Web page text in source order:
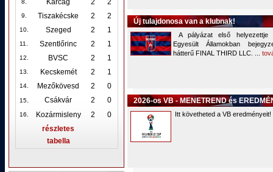
8. Karcag 2 2
9. Tiszakécske 2 2
10. Szeged 2 1
11. Szentlőrinc 2 1
12. BVSC 2 1
13. Kecskemét 2 1
14. Mezőkövesd 2 0
15. Csákvár 2 0
16. Kozármisleny 2
0
részletes
tabella
Új tulajdonosa van a klubnak!
A pályázat első helyezettje
Egyesült Államokban
hátterű FINAL THIRD LLC. ...
2026-os VB - MENETREND és
Itt követheted a VB